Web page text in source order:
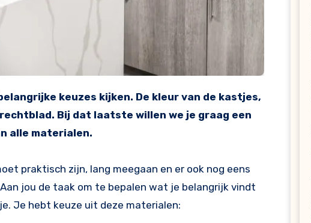
Bij dat laatste willen we je graag een
alle materialen.
praktisch zijn, lang meegaan en er ook nog eens
jou de taak om te bepalen wat je belangrijk vindt
Je hebt keuze uit deze materialen: